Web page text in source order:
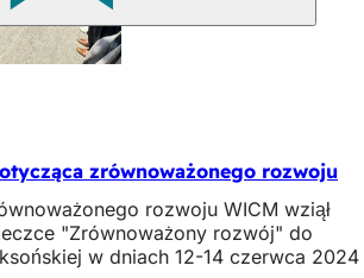
zrównoważonego rozwoju
rozwoju WICM wziął
"Zrównoważony rozwój" do
w dniach 12-14 czerwca 2024